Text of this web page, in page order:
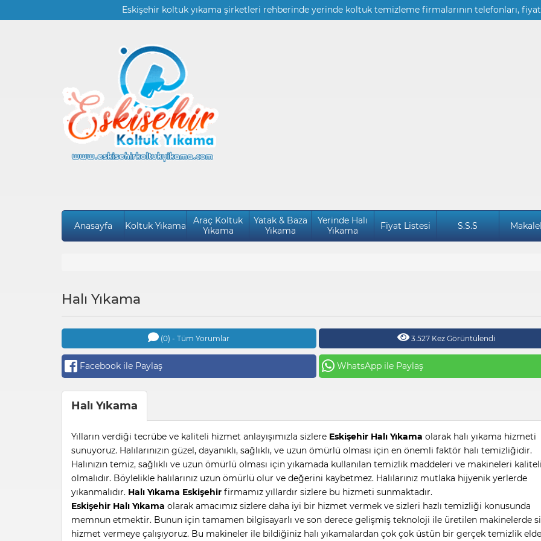
Eskişehir koltuk yıkama şirketleri rehberinde yerinde koltuk temizleme firmalarının telefonları,
Anasayfa Koltuk Yıkama
Araç Koltuk
Yıkama
Yatak & Baza
Yıkama
Yerinde Halı
Yıkama
Fiyat Listesi S.S.S
Halı Yıkama
(0) - Tüm Yorumlar 3.527 Kez Görüntülendi
Facebook ile Paylaş WhatsApp ile Paylaş
Halı Yıkama
Yılların verdiği tecrübe ve kaliteli hizmet anlayışımızla sizlere Eskişehir Halı Yıkama olarak halı yıkama hizmeti
sunuyoruz. Halılarınızın güzel, dayanıklı, sağlıklı, ve uzun ömürlü olması için en önemli faktör halı temizliğidir.
Halınızın temiz, sağlıklı ve uzun ömürlü olması için yıkamada kullanılan temizlik maddeleri ve makineleri kaliteli
olmalıdır. Böylelikle halılarınız uzun ömürlü olur ve değerini kaybetmez. Halılarınız mutlaka hijyenik yerlerde
yıkanmalıdır. Halı Yıkama Eskişehir firmamız yıllardır sizlere bu hizmeti sunmaktadır.
Eskişehir Halı Yıkama olarak amacımız sizlere daha iyi bir hizmet vermek ve sizleri hazlı temizliği konusunda
memnun etmektir. Bunun için tamamen bilgisayarlı ve son derece gelişmiş teknoloji ile üretilen makinelerde
hizmet vermeye çalışıyoruz. Bu makineler ile bildiğiniz halı yıkamalardan çok çok üstün bir gerçek temizlik elde